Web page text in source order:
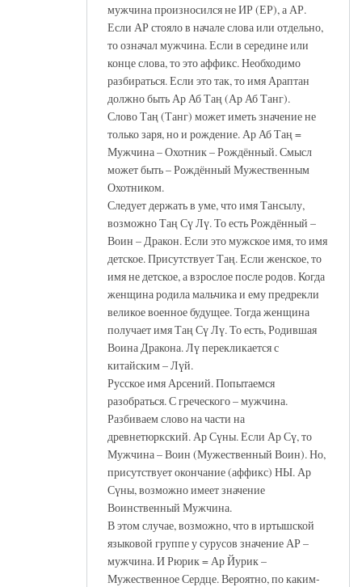
мужчина произносился не ИР (ЕР), а АР.
Если АР стояло в начале слова или отдельно,
то означал мужчина. Если в середине или
конце слова, то это аффикс. Необходимо
разбираться. Если это так, то имя Араптан
должно быть Ар Аб Таң (Ар Аб Танг).
Слово Таң (Танг) может иметь значение не
только заря, но и рождение. Ар Аб Таң =
Мужчина – Охотник – Рождённый. Смысл
может быть – Рождённый Мужественным
Охотником.
Следует держать в уме, что имя Тансылу,
возможно Таң Сү Лү. То есть Рождённый –
Воин – Дракон. Если это мужское имя, то имя
детское. Присутствует Таң. Если женское, то
имя не детское, а взрослое после родов. Когда
женщина родила мальчика и ему предрекли
великое военное будущее. Тогда женщина
получает имя Таң Сү Лү. То есть, Родившая
Воина Дракона. Лү перекликается с
китайским – Лүй.
Русское имя Арсений. Попытаемся
разобраться. С греческого – мужчина.
Разбиваем слово на части на
древнетюркский. Ар Сүны. Если Ар Сү, то
Мужчина – Воин (Мужественный Воин). Но,
присутствует окончание (аффикс) НЫ. Ар
Сүны, возможно имеет значение
Воинственный Мужчина.
В этом случае, возможно, что в иртышской
языковой группе у сурусов значение АР –
мужчина. И Рюрик = Ар Йурик –
Мужественное Сердце. Вероятно, по каким-